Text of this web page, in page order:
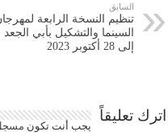
السابق
تنظيم النسخة الرابعة
إلى 28 أكتوبر 2023
اترك تعليقاً
يجب أنت تكون